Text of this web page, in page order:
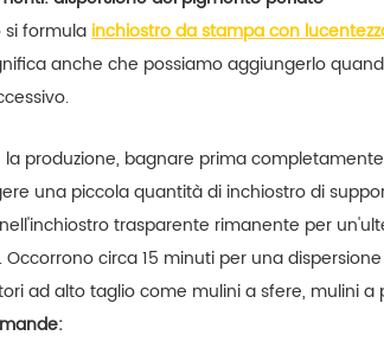
formulainchiostro da stampa con
anche che possiamo aggiungerlo
la produzione, bagnare prima
una piccola quantità di inchiostro di
trasparente rimanente per
Occorrono circa 15 minuti per una
ad alto taglio come mulini a sfere, mulini a